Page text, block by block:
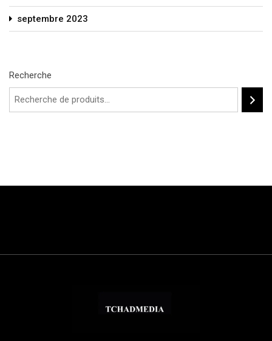
septembre 2023
Recherche